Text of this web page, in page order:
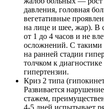
давления, головная
вегетативные
на лице и шее, жар). В
от 1 до 4 часов и не
осложнений. С такими
на ранней стадии
толчком к
гипертензии.
Криз 2 типа
Развивается
стажем,
4-5 дней испытывает